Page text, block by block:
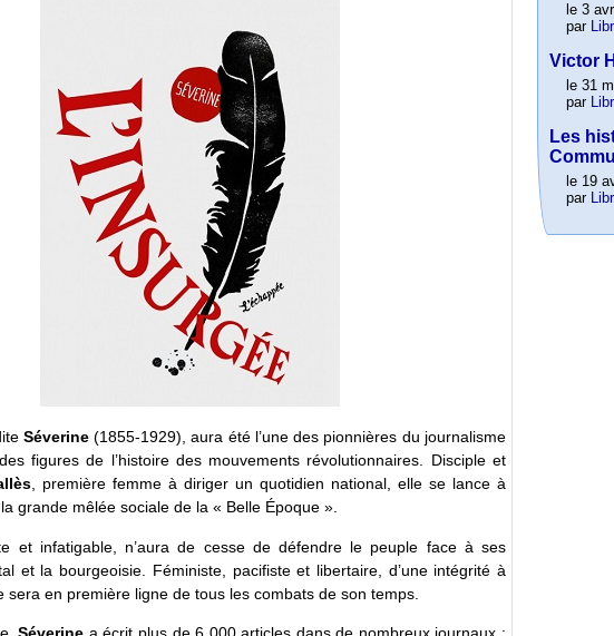
Séverine(1855-1929), aura été l’une des pionnières du journalisme
figures de l’histoire des mouvements révolutionnaires. Disciple et
, première femme à diriger un quotidien national, elle se lance à
grande mêlée sociale de la « Belle Époque ».
et infatigable, n’aura de cesse de défendre le peuple face à ses
et la bourgeoisie. Féministe, pacifiste et libertaire, d’une intégrité à
sera en première ligne de tous les combats de son temps.
le 3
par
Victor
le 31
par
Les
le 19
par